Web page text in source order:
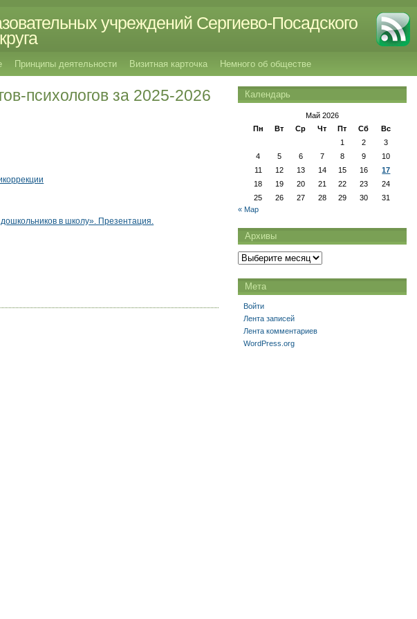
учреждений Сергиево-Посадского
Принципы деятельности Визитная карточка Немного об обществе
психологов за 2025-2026
в школу». Презентация.
Календарь
Май 2026
Пн
Вт Ср Чт Пт Сб
Вс
1
2
3
4
5 6 7 8 9
10
11
12 13 14 15 16
17
18
19 20 21 22 23
24
25
26 27 28 29 30
31
« Мар
Архивы
Архивы
Мета
Войти
Лента записей
Лента комментариев
WordPress.org